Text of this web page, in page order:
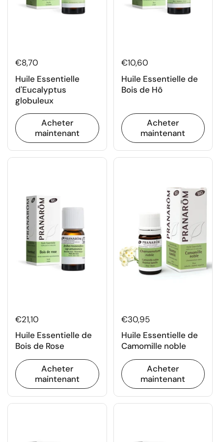
€8,70
Huile Essentielle
d'Eucalyptus
globuleux
Acheter
maintenant
€10,60
Huile Essentielle de
Bois de Hô
Acheter
maintenant
€21,10
Huile Essentielle de
Bois de Rose
Acheter
maintenant
€30,95
Huile Essentielle de
Camomille noble
Acheter
maintenant